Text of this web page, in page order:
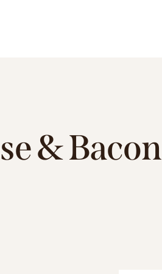
& Bacon